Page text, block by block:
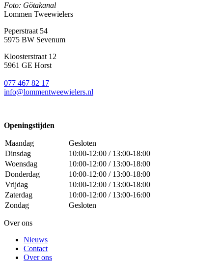
Foto: Götakanal
Lommen Tweewielers
Peperstraat 54
5975 BW Sevenum
Kloosterstraat 12
5961 GE Horst
077 467 82 17
info@lommentweewielers.nl
Openingstijden
Maandag
Gesloten
Dinsdag
10:00-12:00 / 13:00-18:00
Woensdag
10:00-12:00 / 13:00-18:00
Donderdag
10:00-12:00 / 13:00-18:00
Vrijdag
10:00-12:00 / 13:00-18:00
Zaterdag
10:00-12:00 / 13:00-16:00
Zondag
Gesloten
Over ons
Nieuws
Contact
Over ons